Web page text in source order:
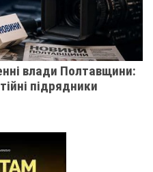
влади Полтавщини:
підрядники